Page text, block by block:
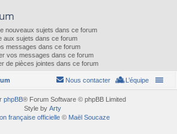
nouveaux sujets dans ce forum
aux sujets dans ce forum
messages dans ce forum
vos messages dans ce forum
de pièces jointes dans ce forum
L’équipe
Nous contacter
phpBB® Forum Software © phpBB Limited
Style by Arty
française officielle © Maël Soucaze